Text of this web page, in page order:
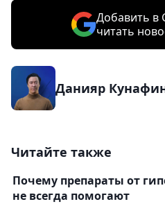
Добавить в
читать
Данияр
Читайте также
Почему препараты от
не всегда помогают